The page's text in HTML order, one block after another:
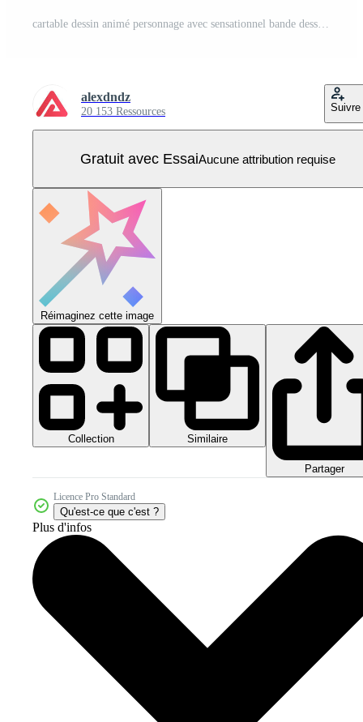
cartable dessin animé personnage avec sensationnel bande dessinée visages ensemble. marrant sac à dos mascotte avec paquet de aimer, craindre, malade, sourire, en colère et autre faciale émotions, jambes pose, mains gestes. illustration. Vecteur Pro
alexdndz
20 153 Ressources Suivre
Gratuit avec EssaiAucune attribution requise
Réimaginez cette image
Collection Similaire
Partager
Licence Pro Standard
Qu'est-ce que c'est ?
Plus d'infos